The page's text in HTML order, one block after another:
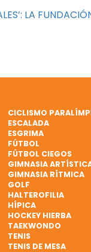
LA
CICLISMO
ESCALADA
ESGRIMA
FÚTBOL
FÚTBOL CIEGOS
GIMNASIA
GIMNASIA RÍTMICA
GOLF
HALTEROFILIA
HÍPICA
HOCKEY HIERBA
TAEKWONDO
TENIS
TENIS DE MESA